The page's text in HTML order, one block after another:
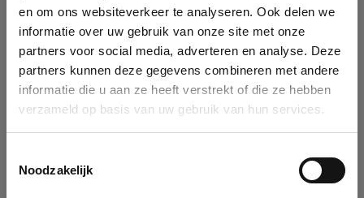
en om ons websiteverkeer te analyseren. Ook delen we
informatie over uw gebruik van onze site met onze
partners voor social media, adverteren en analyse. Deze
partners kunnen deze gegevens combineren met andere
informatie die u aan ze heeft verstrekt of die ze hebben
verzameld op basis van uw gebruik van hun services.
Noodzakelijk
de
l'entreprise
Please fill in your company details
form. If you don't find your company in our database, you can create
a new company record with the button below.
Voir les détails
Ok